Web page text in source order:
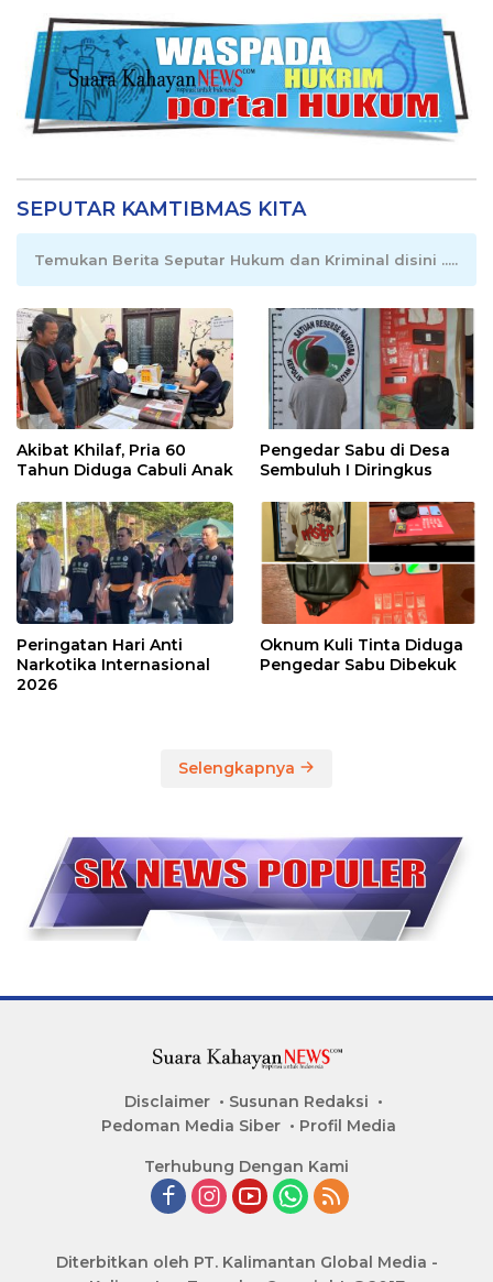
SEPUTAR KAMTIBMAS KITA
Temukan Berita Seputar Hukum dan Kriminal disini .....
Akibat Khilaf, Pria 60
Tahun Diduga Cabuli Anak
Pengedar Sabu di Desa
Sembuluh I Diringkus
Peringatan Hari Anti
Narkotika Internasional
2026
Oknum Kuli Tinta Diduga
Pengedar Sabu Dibekuk
Selengkapnya
Disclaimer
Susunan Redaksi
Pedoman Media Siber
Profil Media
Terhubung Dengan Kami
Diterbitkan oleh PT. Kalimantan Global Media -